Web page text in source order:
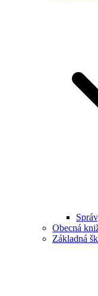
Obecná
Základná